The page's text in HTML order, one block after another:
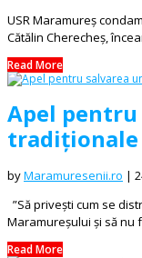
USR Maramureş
Cătălin Cherecheş,
Read More
Apel pentru
tradiționale
byMaramuresenii.ro |
”Să privești cum se
Maramureșului și să nu
Read More